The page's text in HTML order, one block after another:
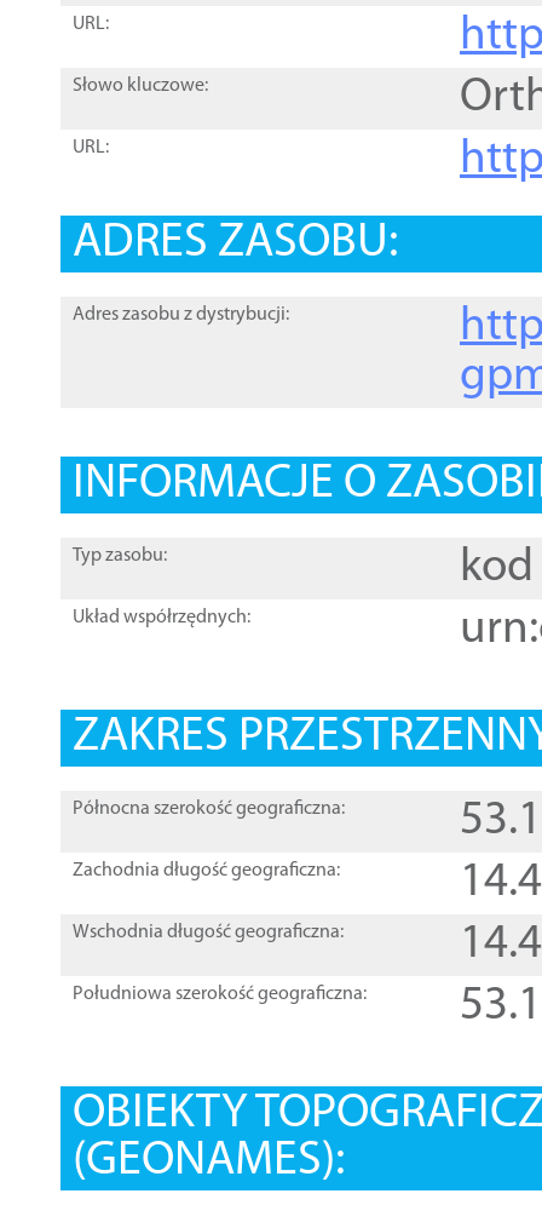
URL:
Słowo kluczowe:
URL:
ADRES ZASOBU:
Adres zasobu z dystrybucji:
INFORMACJE O
Typ zasobu: kod
Układ współrzędnych:
ZAKRES
Północna szerokość geograficzna:
Zachodnia długość geograficzna:
Wschodnia długość geograficzna:
Południowa szerokość geograficzna:
OBIEKTY
(GEONAMES):